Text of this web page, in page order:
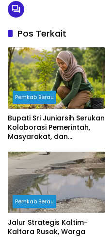
Pos Terkait
Pemkab Berau
Bupati Sri Juniarsih Serukan
Kolaborasi Pemerintah,
Masyarakat, dan
Kelestarian Lingkungan
Pemkab Berau
Jalur Strategis Kaltim-
Kaltara Rusak, Warga